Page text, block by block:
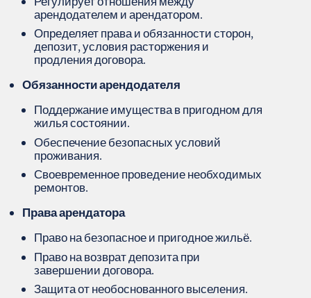
арендодателем и арендатором.
Определяет права и обязанности сторон,
депозит, условия расторжения и
продления договора.
Обязанности арендодателя
Поддержание имущества в пригодном для
жилья состоянии.
Обеспечение безопасных условий
проживания.
Своевременное проведение необходимых
ремонтов.
Права арендатора
Право на безопасное и пригодное жильё.
Право на возврат депозита при
завершении договора.
Защита от необоснованного выселения.